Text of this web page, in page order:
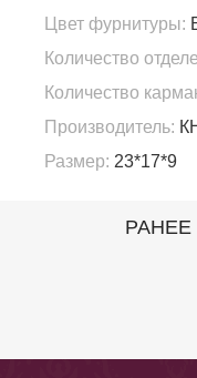
Цвет фурнитуры:
Количество
Количество
Производитель:
Размер: 23*17*9